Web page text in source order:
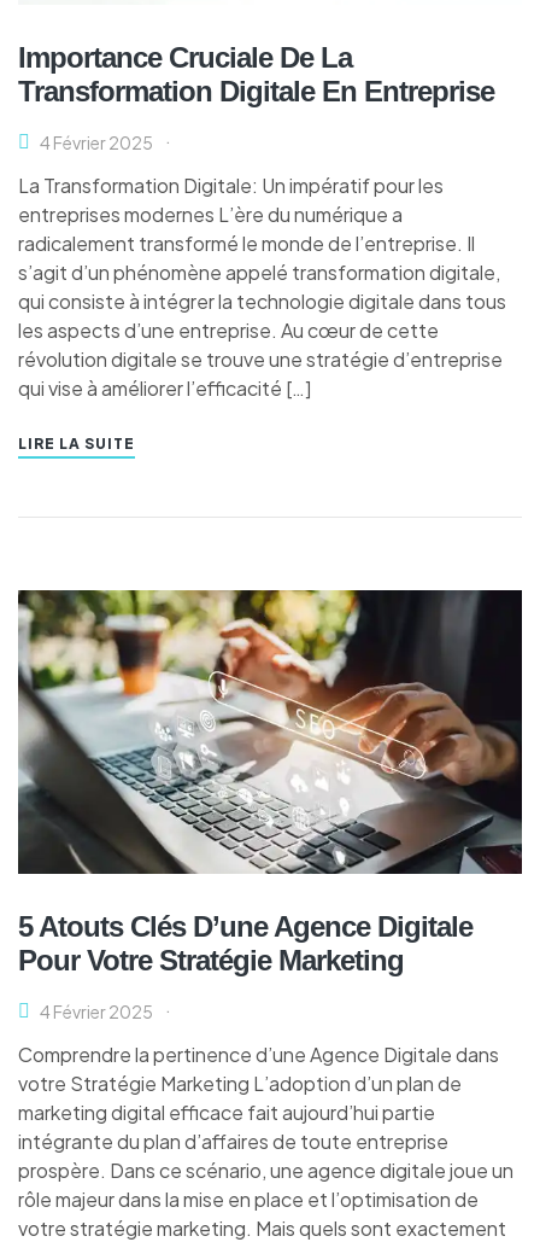
Importance Cruciale De La
Transformation Digitale En Entreprise
4 Février 2025
La Transformation Digitale: Un impératif pour les
entreprises modernes L’ère du numérique a
radicalement transformé le monde de l’entreprise. Il
s’agit d’un phénomène appelé transformation digitale,
qui consiste à intégrer la technologie digitale dans tous
les aspects d’une entreprise. Au cœur de cette
révolution digitale se trouve une stratégie d’entreprise
qui vise à améliorer l’efficacité […]
LIRE LA SUITE
5 Atouts Clés D’une Agence Digitale
Pour Votre Stratégie Marketing
4 Février 2025
Comprendre la pertinence d’une Agence Digitale dans
votre Stratégie Marketing L’adoption d’un plan de
marketing digital efficace fait aujourd’hui partie
intégrante du plan d’affaires de toute entreprise
prospère. Dans ce scénario, une agence digitale joue un
rôle majeur dans la mise en place et l’optimisation de
votre stratégie marketing. Mais quels sont exactement